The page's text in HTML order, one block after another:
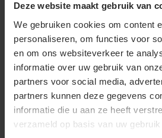
Deze website maakt gebruik van
We gebruiken cookies om content
personaliseren, om functies voor
en om ons websiteverkeer te
informatie over uw gebruik van
partners voor social media,
partners kunnen deze gegevens
informatie die u aan ze heeft
verzameld op basis van uw
per polo daalt bij grotere aantallen.
stuks. Bij 25 polo's kan de
euro per stuk kosten, terwijl dit bij
stuks daalt naar 3-5 euro per stuk.
prijsverschillen maken het vaak
voordeliger om iets meer te
strikt noodzakelijk.
Verborgen kosten waar je rekening
moet houden zijn ontwerpkosten